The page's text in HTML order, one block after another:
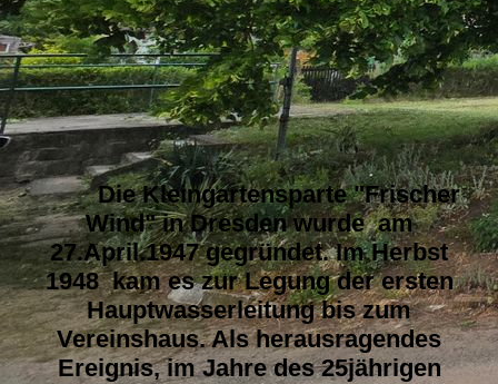
3D_Teil2
Die Kleingartensparte "Frischer
Wind" in Dresden wurde am
27.April.1947 gegründet. Im Herbst
1948 kam es zur Legung der ersten
Hauptwasserleitung bis zum
Vereinshaus. Als herausragendes
Ereignis, im Jahre des 25jährigen